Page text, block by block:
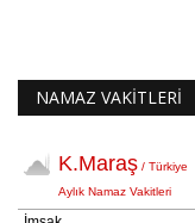
NAMAZ VAKİTLERİ